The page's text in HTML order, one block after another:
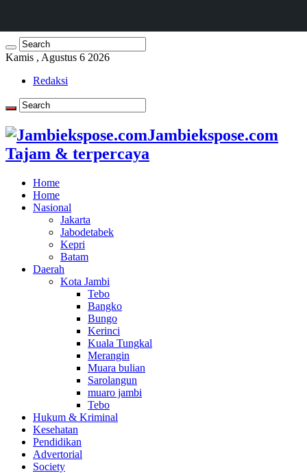
Kamis , Agustus 6 2026
Redaksi
Jambiekspose.com
Tajam & terpercaya
Home
Home
Nasional
Jakarta
Jabodetabek
Kepri
Batam
Daerah
Kota Jambi
Tebo
Bangko
Bungo
Kerinci
Kuala Tungkal
Merangin
Muara bulian
Sarolangun
muaro jambi
Tebo
Hukum & Kriminal
Kesehatan
Pendidikan
Advertorial
Society